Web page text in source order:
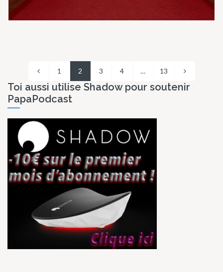
1 2 3 4 … 13
Toi aussi utilise Shadow pour soutenir
PapaPodcast